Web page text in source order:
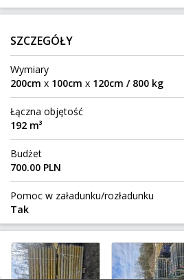
SZCZEGÓŁY
Wymiary
200cm x 100cm x 120cm / 800 kg
Łączna objętość
192 m³
Budżet
700.00 PLN
Pomoc w załadunku/rozładunku
Tak
Do: Nowe Opole
1272 km 50 kg
Do:
stół w 2 paczkach
Z: Radom
Do: Gdańsk
Spain to Poland